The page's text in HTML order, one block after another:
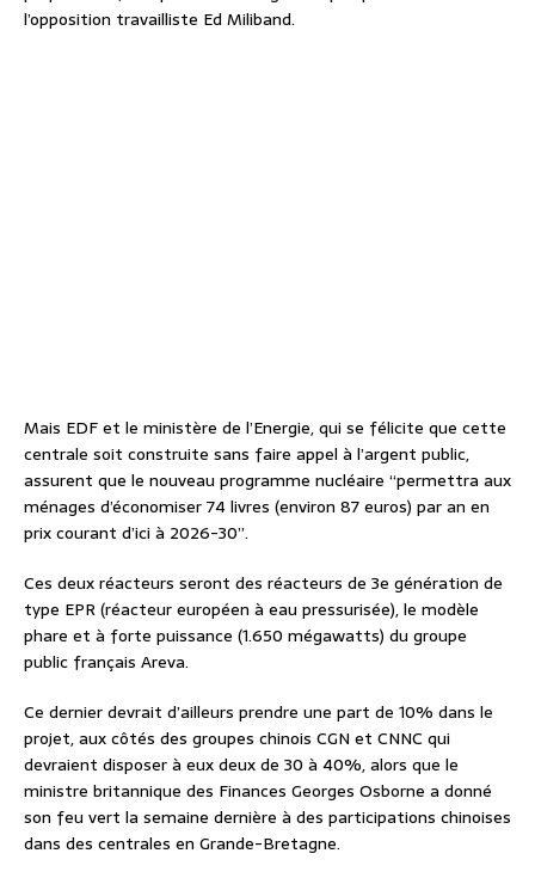
l’opposition travailliste Ed Miliband.
Mais EDF et le ministère de l’Energie, qui se félicite que cette
centrale soit construite sans faire appel à l’argent public,
assurent que le nouveau programme nucléaire “permettra aux
ménages d’économiser 74 livres (environ 87 euros) par an en
prix courant d’ici à 2026-30”.
Ces deux réacteurs seront des réacteurs de 3e génération de
type EPR (réacteur européen à eau pressurisée), le modèle
phare et à forte puissance (1.650 mégawatts) du groupe
public français Areva.
Ce dernier devrait d’ailleurs prendre une part de 10% dans le
projet, aux côtés des groupes chinois CGN et CNNC qui
devraient disposer à eux deux de 30 à 40%, alors que le
ministre britannique des Finances Georges Osborne a donné
son feu vert la semaine dernière à des participations chinoises
dans des centrales en Grande-Bretagne.